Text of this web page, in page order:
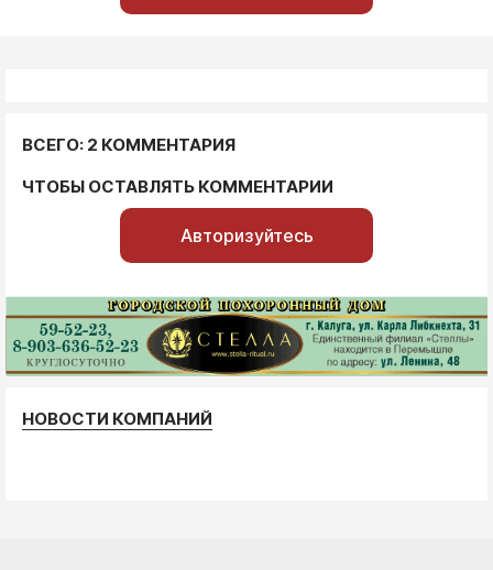
ВСЕГО: 2 КОММЕНТАРИЯ
ЧТОБЫ ОСТАВЛЯТЬ КОММЕНТАРИИ
Авторизуйтесь
НОВОСТИ КОМПАНИЙ